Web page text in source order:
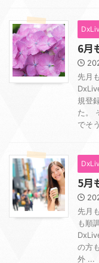
6月
先月
規登
た。
でそ
5月
先月
も順
の方
外 ...